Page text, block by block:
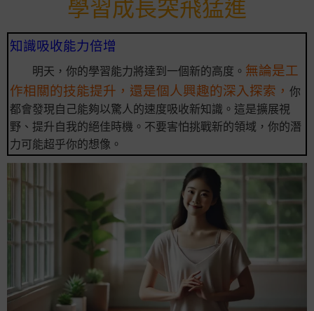
學習成長突飛猛進
知識吸收能力倍增
明天，你的學習能力將達到一個新的高度。 無論是工
作相關的技能提升，還是個人興趣的深入探索， 你
都會發現自己能夠以驚人的速度吸收新知識。這是擴展視
野、提升自我的絕佳時機。不要害怕挑戰新的領域，你的潛
力可能超乎你的想像。